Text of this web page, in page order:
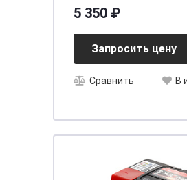
5 350 ₽
Запросить цену
Сравнить В